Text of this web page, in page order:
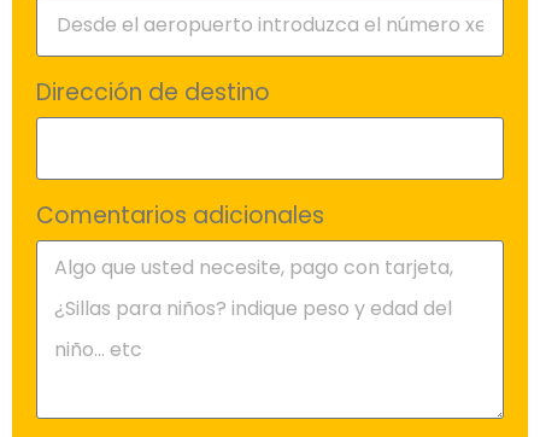
Dirección de destino
Comentarios adicionales